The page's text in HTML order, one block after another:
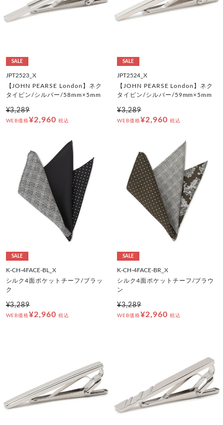
SALE
JPT2523_X
【JOHN PEARSE London】ネク
タイピン/シルバー/58mm×5mm
¥3,289
WEB価格¥2,960 税込
SALE
JPT2524_X
【JOHN PEARSE London】ネク
タイピン/シルバー/59mm×5mm
¥3,289
WEB価格¥2,960 税込
SALE
K-CH-4FACE-BL_X
シルク4面ポケットチーフ/ブラッ
ク
¥3,289
WEB価格¥2,960 税込
SALE
K-CH-4FACE-BR_X
シルク4面ポケットチーフ/ブラウ
ン
¥3,289
WEB価格¥2,960 税込